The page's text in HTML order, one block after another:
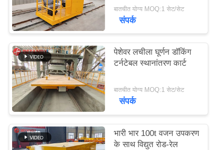
PRIVACY
POLICY
बातचीत योग्य MOQ:1 सेट/सेट
संपर्क
पेशेवर लचीला घूर्णन डॉकिंग
टर्नटेबल स्थानांतरण कार्ट
बातचीत योग्य MOQ:1 सेट/सेट
संपर्क
भारी भार 100t वजन उपकरण
के साथ विद्युत रोड-रेल